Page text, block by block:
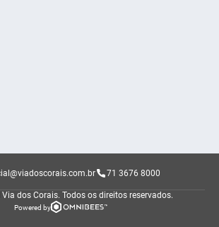
71 3676 8000
dos Corais. Todos os direitos reservados.
Powered by